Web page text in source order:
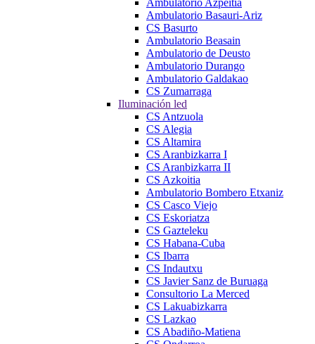
Ambulatorio Azpeitia
Ambulatorio Basauri-Ariz
CS Basurto
Ambulatorio Beasain
Ambulatorio de Deusto
Ambulatorio Durango
Ambulatorio Galdakao
CS Zumarraga
Iluminación led
CS Antzuola
CS Alegia
CS Altamira
CS Aranbizkarra I
CS Aranbizkarra II
CS Azkoitia
Ambulatorio Bombero Etxaniz
CS Casco Viejo
CS Eskoriatza
CS Gazteleku
CS Habana-Cuba
CS Ibarra
CS Indautxu
CS Javier Sanz de Buruaga
Consultorio La Merced
CS Lakuabizkarra
CS Lazkao
CS Abadiño-Matiena